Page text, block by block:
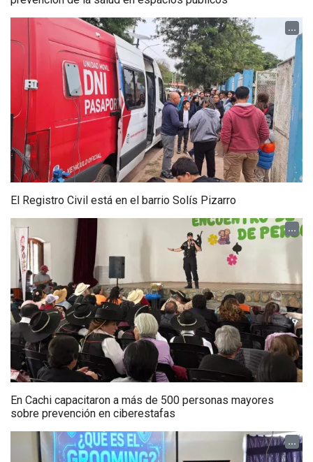
...
El Registro Civil está en el barrio Solís Pizarro
...
En Cachi capacitaron a más de 500 personas mayores
sobre prevención en ciberestafas
...